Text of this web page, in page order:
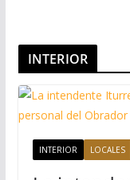
INTERIOR
INTERIOR LOCALES